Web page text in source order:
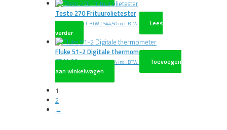
Testo 270 Frituurolietester
€450,00 excl. BTW €544,50 incl. BTW
Lees
verder
Fluke 51-2 Digitale thermometer
€514,00 excl. BTW€621,94 incl. BTW
Toevoegen
aan winkelwagen
1
2
→